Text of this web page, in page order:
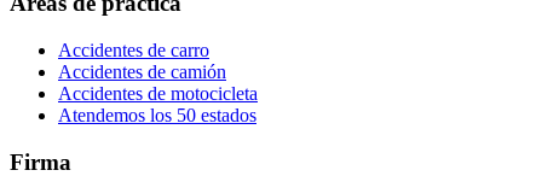
Accidentes de carro
Accidentes de camión
Accidentes de motocicleta
Atendemos los 50 estados
Firma